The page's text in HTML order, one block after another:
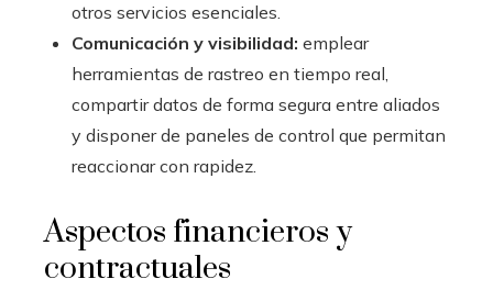
otros servicios esenciales.
Comunicación y visibilidad: emplear
herramientas de rastreo en tiempo real,
compartir datos de forma segura entre aliados
y disponer de paneles de control que permitan
reaccionar con rapidez.
Aspectos financieros y
contractuales